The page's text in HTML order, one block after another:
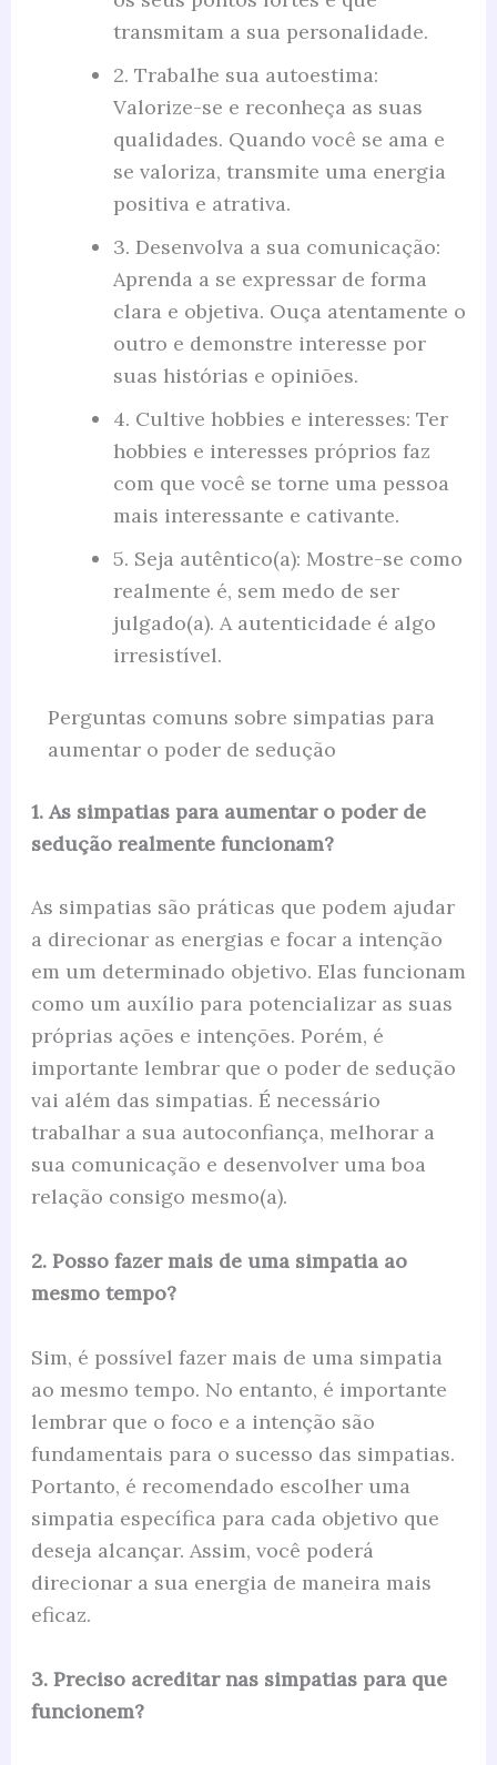
transmitam a sua personalidade.
2. Trabalhe sua autoestima:
Valorize-se e reconheça as suas
qualidades. Quando você se ama e
se valoriza, transmite uma energia
positiva e atrativa.
3. Desenvolva a sua comunicação:
Aprenda a se expressar de forma
clara e objetiva. Ouça atentamente o
outro e demonstre interesse por
suas histórias e opiniões.
4. Cultive hobbies e interesses: Ter
hobbies e interesses próprios faz
com que você se torne uma pessoa
mais interessante e cativante.
5. Seja autêntico(a): Mostre-se como
realmente é, sem medo de ser
julgado(a). A autenticidade é algo
irresistível.
Perguntas comuns sobre simpatias para
aumentar o poder de sedução
1. As simpatias para aumentar o poder de
sedução realmente funcionam?
As simpatias são práticas que podem ajudar
a direcionar as energias e focar a intenção
em um determinado objetivo. Elas funcionam
como um auxílio para potencializar as suas
próprias ações e intenções. Porém, é
importante lembrar que o poder de sedução
vai além das simpatias. É necessário
trabalhar a sua autoconfiança, melhorar a
sua comunicação e desenvolver uma boa
relação consigo mesmo(a).
2. Posso fazer mais de uma simpatia ao
mesmo tempo?
Sim, é possível fazer mais de uma simpatia
ao mesmo tempo. No entanto, é importante
lembrar que o foco e a intenção são
fundamentais para o sucesso das simpatias.
Portanto, é recomendado escolher uma
simpatia específica para cada objetivo que
deseja alcançar. Assim, você poderá
direcionar a sua energia de maneira mais
eficaz.
3. Preciso acreditar nas simpatias para que
funcionem?